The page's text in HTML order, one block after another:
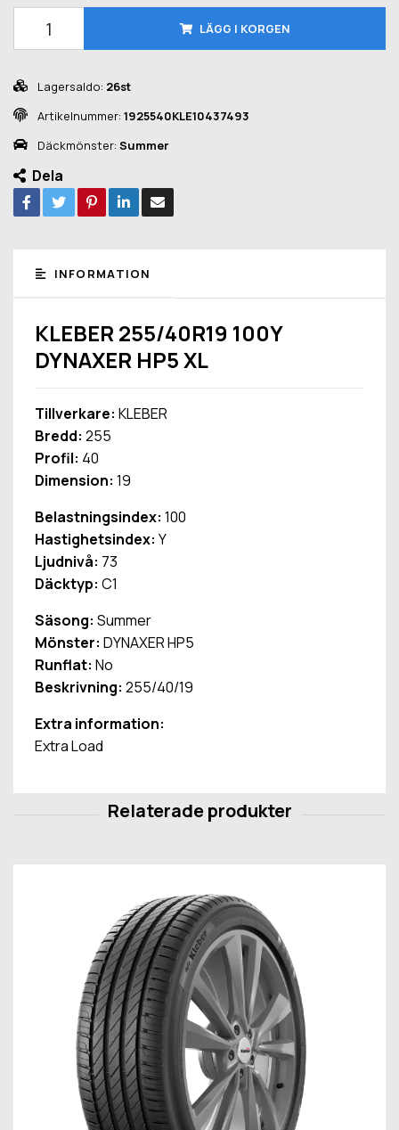
LÄGG I KORGEN
Lagersaldo: 26st
Artikelnummer: 1925540KLE10437493
Däckmönster: Summer
Dela
INFORMATION
KLEBER 255/40R19 100Y
DYNAXER HP5 XL
Tillverkare: KLEBER
Bredd: 255
Profil: 40
Dimension: 19
Belastningsindex: 100
Hastighetsindex: Y
Ljudnivå: 73
Däcktyp: C1
Säsong: Summer
Mönster: DYNAXER HP5
Runflat: No
Beskrivning: 255/40/19
Extra information:
Extra Load